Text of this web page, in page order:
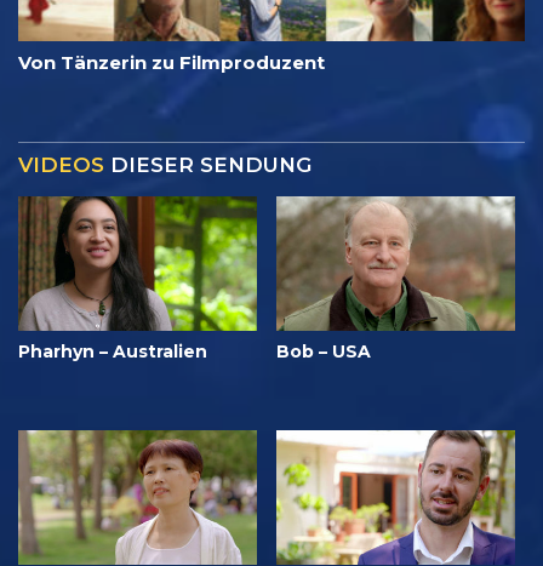
Von Tänzerin zu Filmproduzent
VIDEOS DIESER SENDUNG
Pharhyn – Australien Bob – USA